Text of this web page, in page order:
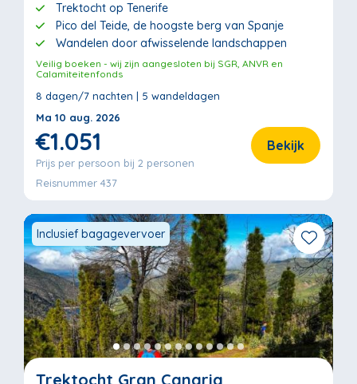
Trektocht op Tenerife
Pico del Teide, de hoogste berg van Spanje
Wandelen door afwisselende landschappen
Veilig boeken - wij zijn aangesloten bij SGR, ANVR en
Calamiteitenfonds
8 dagen/7 nachten | 5 wandeldagen
Ma 10 aug. 2026
€1.051
Prijs per persoon bij 2 personen
Bekijk
Reisnummer 437
Inclusief bagagevervoer
Trektocht Gran Canaria